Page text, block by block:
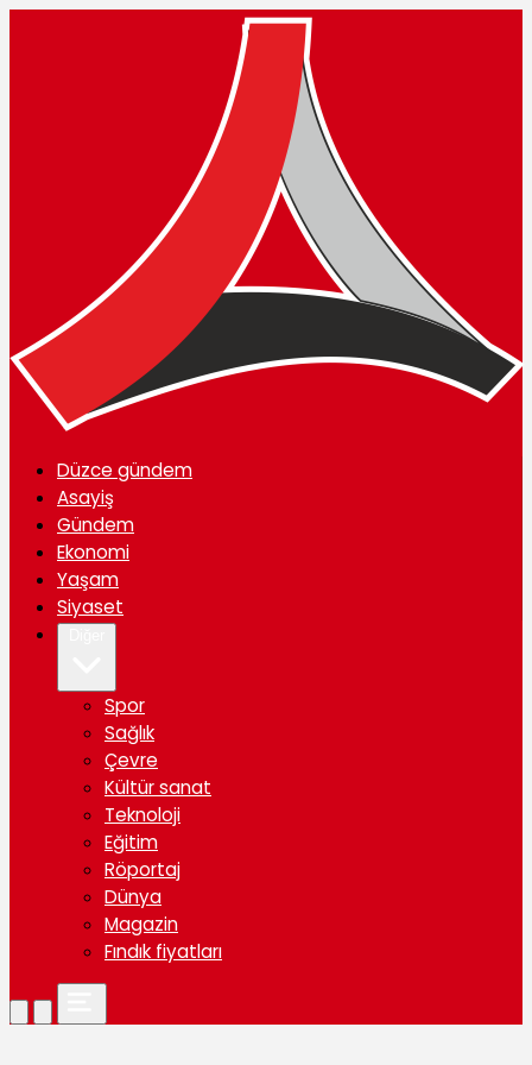
Düzce gündem
Asayiş
Gündem
Ekonomi
Yaşam
Siyaset
Spor
Sağlık
Çevre
Kültür sanat
Teknoloji
Eğitim
Röportaj
Dünya
Magazin
Fındık fiyatları